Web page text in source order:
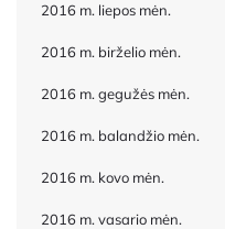
2016 m. liepos mėn.
2016 m. birželio mėn.
2016 m. gegužės mėn.
2016 m. balandžio mėn.
2016 m. kovo mėn.
2016 m. vasario mėn.